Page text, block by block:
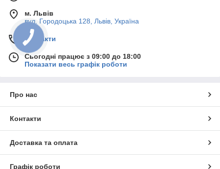
м. Львів
вул. Городоцька 128, Львів, Україна
Контакти
Сьогодні працює з 09:00 до 18:00
Показати весь графік роботи
Про нас
Контакти
Доставка та оплата
Графік роботи